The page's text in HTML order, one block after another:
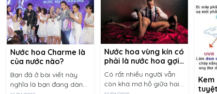
Nước hoa Charme là
của nước nào?
Bạn đã ở bài viết này
nghĩa là bạn đang dành
Nước hoa vùng kín có
phải là nước hoa gợi
dục?
Có rất nhiều người vẫn
còn khá mơ hồ giữa hai